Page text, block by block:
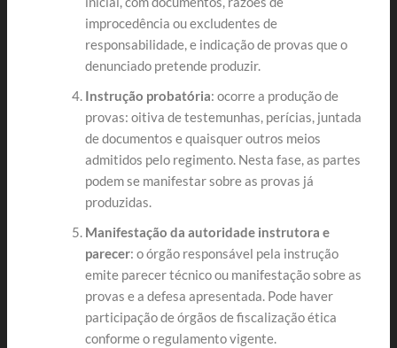
improcedência ou excludentes de
responsabilidade, e indicação de provas que o
denunciado pretende produzir.
Instrução probatória: ocorre a produção de
provas: oitiva de testemunhas, perícias, juntada
de documentos e quaisquer outros meios
admitidos pelo regimento. Nesta fase, as partes
podem se manifestar sobre as provas já
produzidas.
Manifestação da autoridade instrutora e
parecer: o órgão responsável pela instrução
emite parecer técnico ou manifestação sobre as
provas e a defesa apresentada. Pode haver
participação de órgãos de fiscalização ética
conforme o regulamento vigente.